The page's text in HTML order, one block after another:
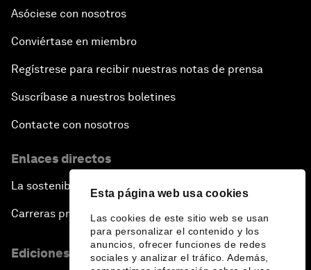
Esta página web usa cookies
Las cookies de este sitio web se usan
para personalizar el contenido y los
anuncios, ofrecer funciones de redes
sociales y analizar el tráfico. Además,
Asóciese con nosotros
Conviértase en miembro
Regístrese para recibir nuestras notas de prensa
Suscríbase a nuestros boletines
Contacte con nosotros
Enlaces directos
La sostenibilidad en el Foro
Carreras profesionales
Ediciones en otros idiomas